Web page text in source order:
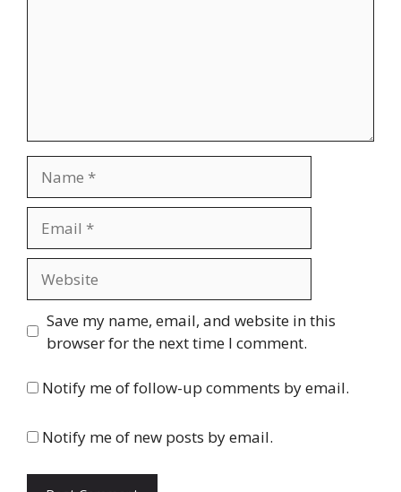
Save my name, email, and website in this
browser for the next time I comment.
Notify me of follow-up comments by email.
Notify me of new posts by email.